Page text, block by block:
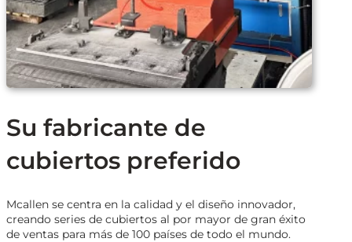
Su fabricante de
cubiertos preferido
Mcallen se centra en la calidad y el diseño innovador,
creando series de cubiertos al por mayor de gran éxito
de ventas para más de 100 países de todo el mundo.